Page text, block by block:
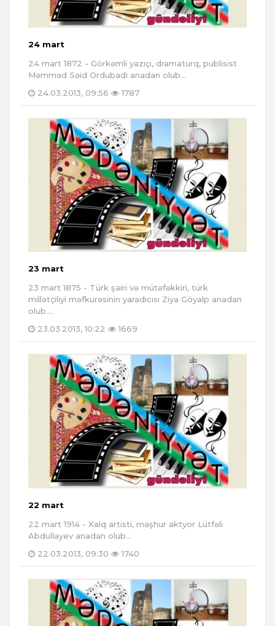
24 mart
24 mart 1872 - Görkəmli yazıçı, dramaturq, publisist
Məmməd Səid Ordubadi anadan olub...
24.03.2013, 09:56
1787
23 mart
23 mart 1875 - Türk şairi və mütəfəkkiri, türk
millətçiliyi məfkurəsinin yaradıcısı Ziya Göyalp anadan
olub....
23.03.2013, 10:22
1669
22 mart
22 mart 1914 - Xalq artisti, məşhur aktyor Lütfəli
Abdullayev anadan olub...
22.03.2013, 09:30
1740